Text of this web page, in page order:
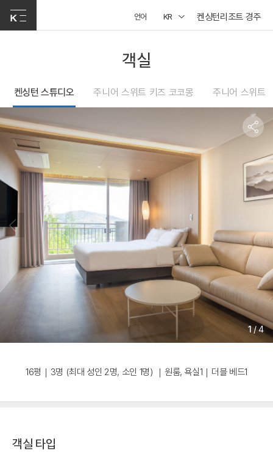
언어 KR 켄싱턴리조트 경주
객실
켄싱턴 스튜디오 주니어 스위트 키즈 코코몽 주니어 스위트
1/4
16평｜3명 (최대 성인 2명, 소인 1명) ｜원룸, 욕실1｜더블 베드1
객실 타입